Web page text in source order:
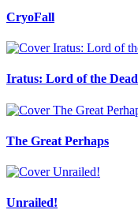
CryoFall
Iratus: Lord of the Dead
The Great Perhaps
Unrailed!